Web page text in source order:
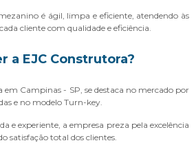
é ágil, limpa e eficiente, atendendo às
cliente com qualidade e eficiência.
a EJC Construtora?
em Campinas - SP, se destaca no mercado por
e no modelo Turn-key.
e experiente, a empresa preza pela excelência
satisfação total dos clientes.